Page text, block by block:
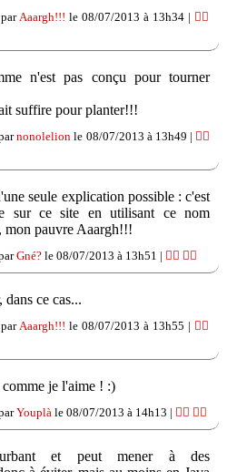
Aaargh!!! le 08/07/2013 à 13h34 | 👍🏽
n'est pas conçu pour tourner
suffire pour planter!!!
nonolelion le 08/07/2013 à 13h49 | 👍🏽
seule explication possible : c'est
sur ce site en utilisant ce nom
mon pauvre Aaargh!!!
Gné? le 08/07/2013 à 13h51 | 👍🏽 👎🏽
ce cas...
Aaargh!!! le 08/07/2013 à 13h55 | 👍🏽
je l'aime ! :)
Youplà le 08/07/2013 à 14h13 | 👍🏽 👎🏽
et peut mener à des